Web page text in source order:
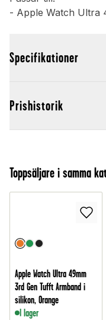
- Apple Watch Ultra
Specifikationer
Prishistorik
Toppsäljare i samma
Apple Watch Ultra 49mm
3rd Gen Tufft Armband i
silikon, Orange
I lager